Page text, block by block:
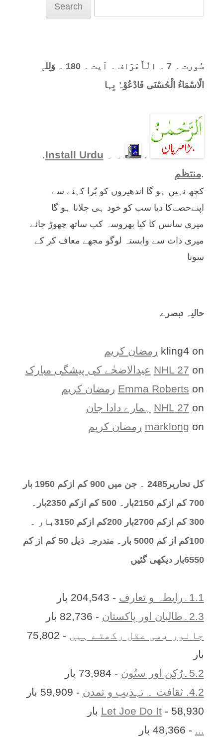
سُورت ۔ 7 ۔ الْأَعْرَاف ۔ آیت ۔ 180 ۔ وَلِلہِ
الّاسْمَاءُ الْحُسْنَی فَادْعُوْہُ بِہا
. ۔ ۔ Install Urdu
.
.منتظم
کچھ نہیں ہو گا اندھیروں کو بُرا کہنے سے
اپنےحصےکا دیا سب کو خود ہی جلانا ہو گا
میری سانس کا کیا بھروسہ کب ساتھ چھوڑ جائے
میری ذات سے وابستہ لوگو مجھے معاف کر کے
سونا
حالیہ تبصرے
kling4 on
رمضان کریم
NHL 27 on
عیدالاضحٰے کی پیشگی مبارک
Emma Roberts on
رمضان کریم
NHL 27 on
ہمارے دادا جان
marklong on رمضان کریم
کل تحارير2485 ۔ جن میں 900 کم ازکم 1950 بار
700 کم ازکم 2150بار۔ 500 کم ازکم 2350بار۔
300 کم ازکم 2700بار 200کم ازکم 3150بار ۔
100کم از کم 5000 بار۔ مندرجہ ذیل 50 کم از کم
6550بار دیکھی گئیں
1.1۔رابطہ و تعارف
- 204,543 بار
2.3۔طالبان اور پاکستان
- 82,736 بار
جانور بھی عقل رکھتے ہیں
- 75,802
بار
5.2۔رُکن اور ستُون
- 73,984 بار
4.2. ثقافت ۔ تہذیب و تمدن
- 59,909 بار
Let Joe Do It- 58,930 بار
... - 48,366 بار